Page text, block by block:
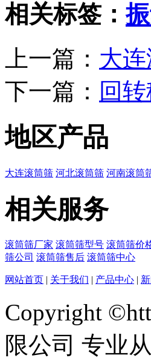
相关标签：
上一篇： 大
下一篇： 回
地区产品
大连滚筒筛 河北滚筒筛 河南滚筒
相关服务
滚筒筛厂家 滚筒筛型号 滚筒筛价
筛公司 滚筒筛售后 滚筒筛中心
网站首页 | 关于我们 | 产品中心 |
Copyright
限公司 专业